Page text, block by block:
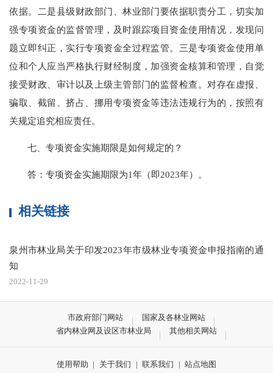
依据。二是县级财政部门、林业部门要依据职责分工，切实加
强专项资金的监督管理，及时跟踪项目资金使用情况，发现问
题立即纠正，实行专项资金全过程监管。三是专项资金使用单
位和个人应当严格执行财经制度，加强资金核算和管理，自觉
接受财政、审计以及上级主管部门的监督检查。对存在虚报、
骗取、截留、挤占、挪用专项资金等违法违规行为的，按照有
关规定追究相应责任。
七、专项资金实施期限是如何规定的？
答：专项资金实施期限为1年（即2023年）。
相关链接
泉州市林业局关于印发2023年市级林业专项资金申报指南的通
知
2022-11-29
市政府部门网站
国家及各林业网站
省内林业网及设区市林业局
其他相关网站
使用帮助 | 关于我们 | 联系我们 | 站点地图